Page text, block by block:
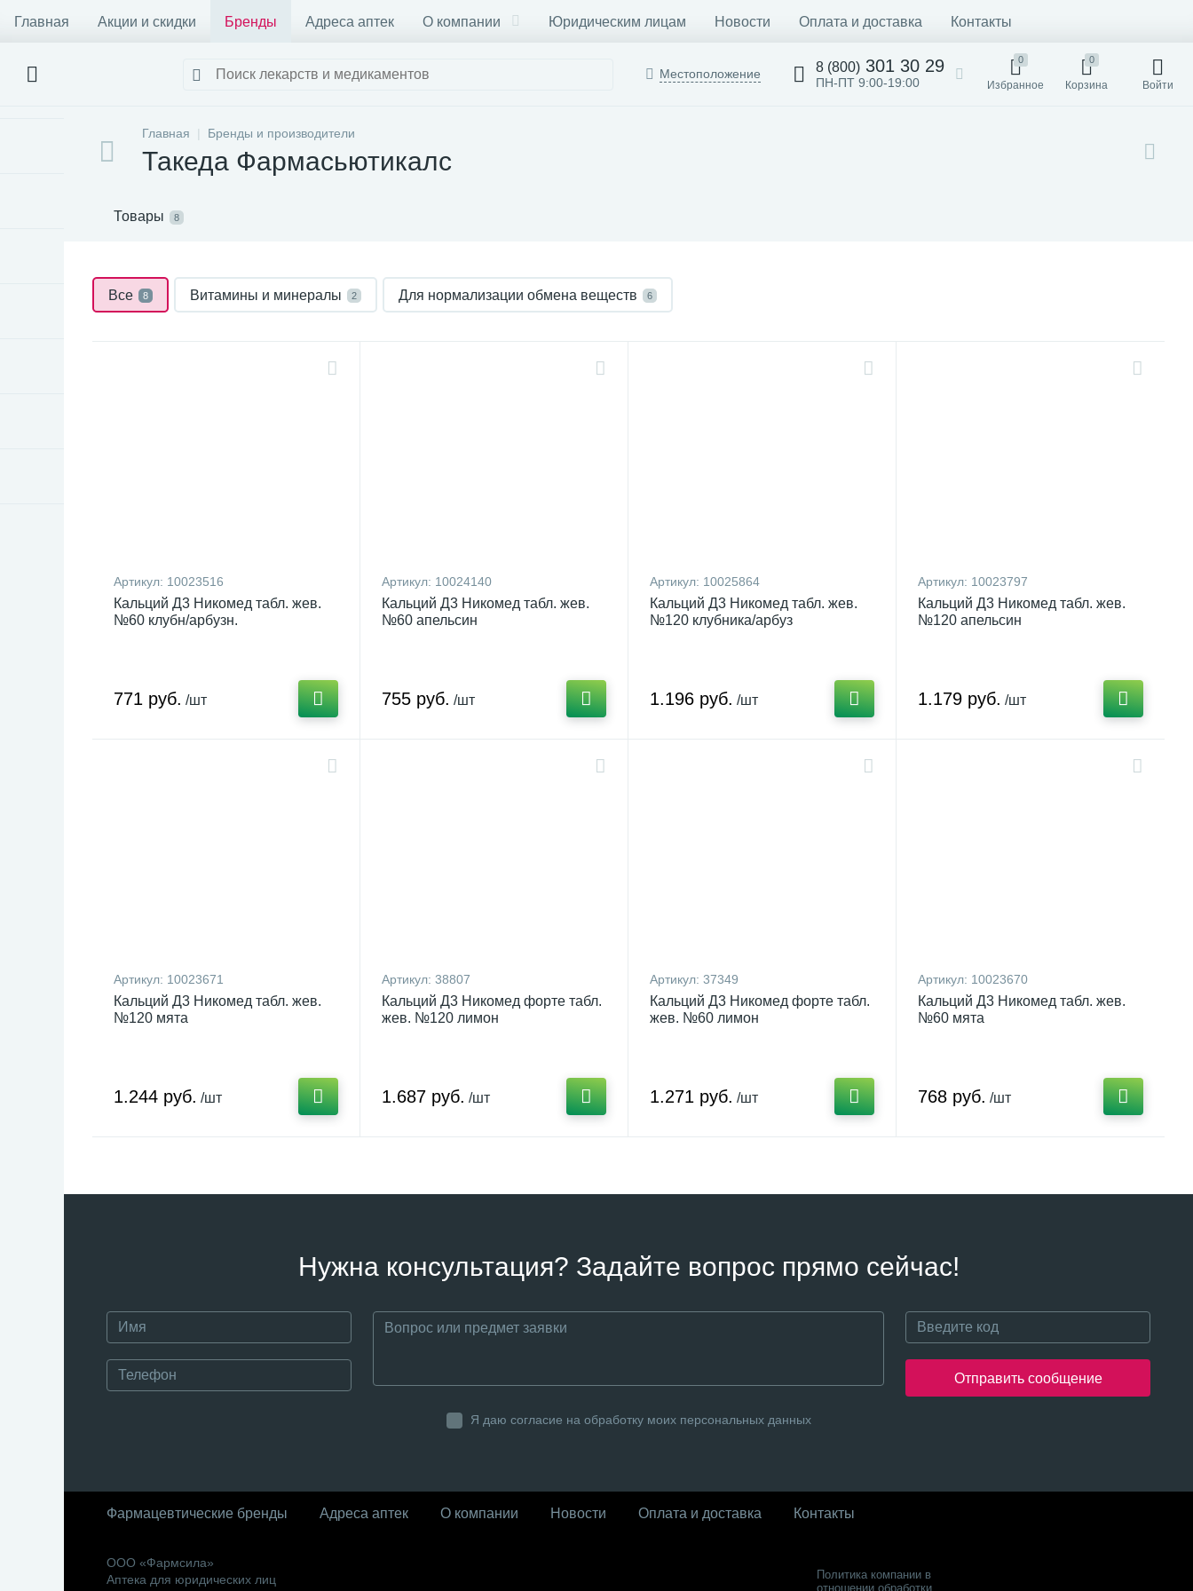
Главная Акции и скидки Бренды Адреса аптек О компании Юридическим лицам Новости Оплата и доставка Контакты
Местоположение 8 (800) 301 30 29
ПН-ПТ 9:00-19:00
0
Избранное
0
Корзина Войти
Главная Бренды и производители
Такеда Фармасьютикалс
Товары 8
Все 8 Витамины и минералы 2 Для нормализации обмена веществ 6
Артикул: 10023516
Кальций Д3 Никомед табл. жев.
№60 клубн/арбузн.
771 руб. /шт
Артикул: 10024140
Кальций Д3 Никомед табл. жев.
№60 апельсин
755 руб. /шт
Артикул: 10025864
Кальций Д3 Никомед табл. жев.
№120 клубника/арбуз
1.196 руб. /шт
Артикул: 10023797
Кальций Д3 Никомед табл. жев.
№120 апельсин
1.179 руб. /шт
Артикул: 10023671
Кальций Д3 Никомед табл. жев.
№120 мята
1.244 руб. /шт
Артикул: 38807
Кальций Д3 Никомед форте табл.
жев. №120 лимон
1.687 руб. /шт
Артикул: 37349
Кальций Д3 Никомед форте табл.
жев. №60 лимон
1.271 руб. /шт
Артикул: 10023670
Кальций Д3 Никомед табл. жев.
№60 мята
768 руб. /шт
Нужна консультация? Задайте вопрос прямо сейчас!
Отправить сообщение
Я даю согласие на обработку моих персональных данных
Фармацевтические бренды Адреса аптек О компании Новости Оплата и доставка Контакты
ООО «Фармсила»
Аптека для юридических лиц
Политика компании в
отношении обработки